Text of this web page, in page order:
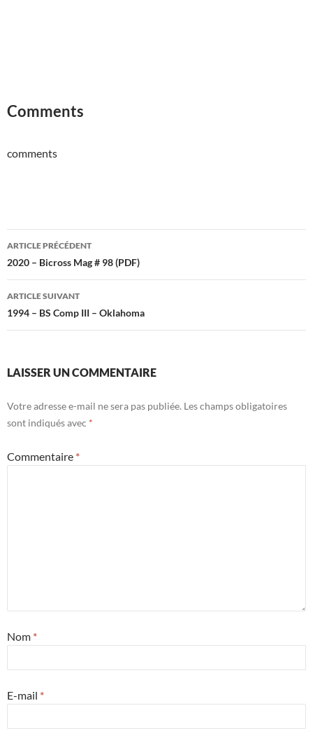
Comments
comments
Navigation
des
articles
ARTICLE PRÉCÉDENT
2020 – Bicross Mag # 98 (PDF)
ARTICLE SUIVANT
1994 – BS Comp III – Oklahoma
LAISSER UN COMMENTAIRE
Votre adresse e-mail ne sera pas publiée. Les champs obligatoires
sont indiqués avec *
Commentaire *
Nom *
E-mail *